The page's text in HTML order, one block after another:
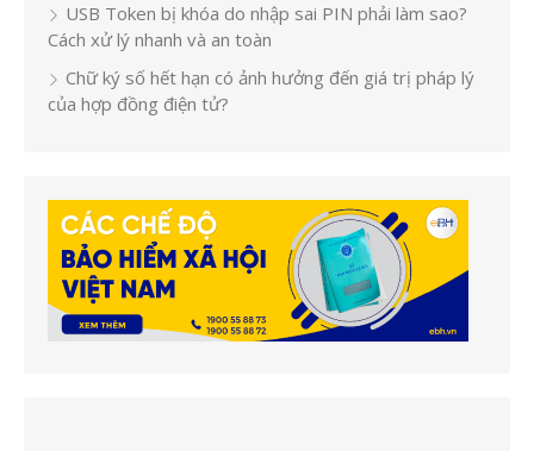
USB Token bị khóa do nhập sai PIN phải làm sao?
Cách xử lý nhanh và an toàn
Chữ ký số hết hạn có ảnh hưởng đến giá trị pháp lý
của hợp đồng điện tử?